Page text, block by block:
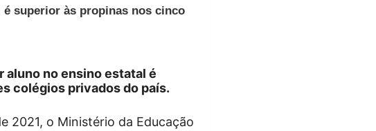
superior às propinas nos cinco
aluno no ensino estatal é
colégios privados do país.
2021, o Ministério da Educação